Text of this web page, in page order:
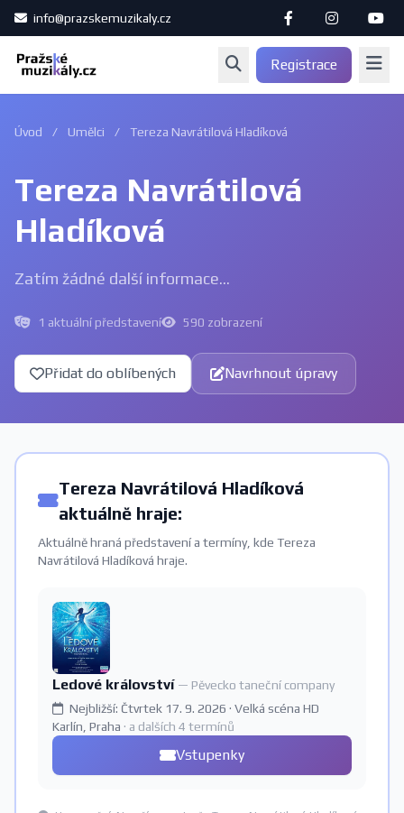
info@prazskemuzikaly.cz
Registrace
Úvod / Umělci / Tereza Navrátilová Hladíková
Tereza Navrátilová
Hladíková
Zatím žádné další informace...
1 aktuální představení 590 zobrazení
Přidat do oblíbených Navrhnout úpravy
Tereza Navrátilová Hladíková
aktuálně hraje:
Aktuálně hraná představení a termíny, kde Tereza
Navrátilová Hladíková hraje.
Ledové království — Pěvecko taneční company
Nejbližší: Čtvrtek 17. 9. 2026 · Velká scéna HD
Karlín, Praha · a dalších 4 termínů
Vstupenky